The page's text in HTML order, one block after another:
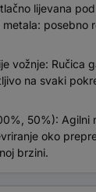
lijevana
posebno
vožnje: Ručica
na svaki
50%): Agilni
oko
brzini.